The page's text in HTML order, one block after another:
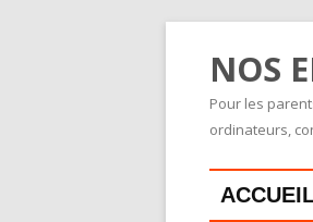
NOS
Pour les
ordinateurs,